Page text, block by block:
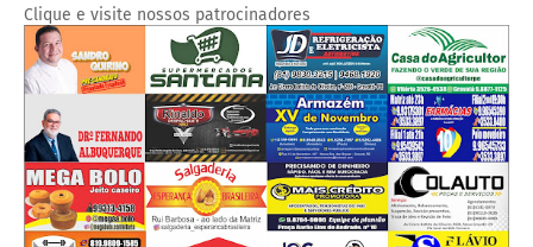
Clique e visite nossos patrocinadores